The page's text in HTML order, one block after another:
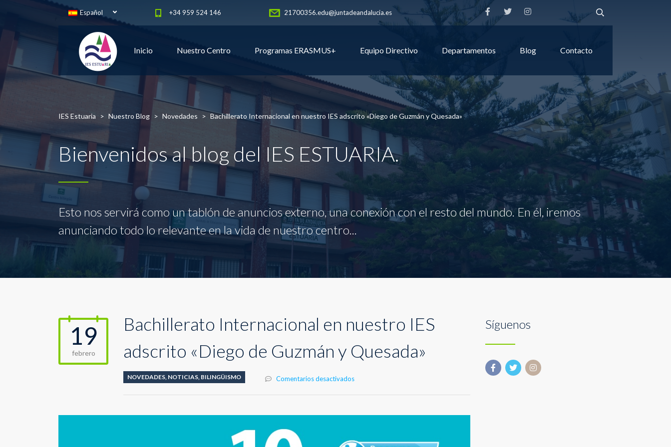
Español +34 959 524 146 21700356.edu@juntadeandalucia.es
Inicio Nuestro Centro Programas ERASMUS+ Equipo Directivo Departamentos Blog Contacto
IES Estuaria > Nuestro Blog > Novedades > Bachillerato Internacional en nuestro IES adscrito «Diego de Guzmán y Quesada»
Bienvenidos al blog del IES ESTUARIA.
Esto nos servirá como un tablón de anuncios externo, una conexión con el resto del mundo. En él, iremos
anunciando todo lo relevante en la vida de nuestro centro...
19
febrero
Bachillerato Internacional en nuestro IES
adscrito «Diego de Guzmán y Quesada»
NOVEDADES, NOTICIAS, BILINGÜISMO Comentarios desactivadosen
Bachillerato
Síguenos